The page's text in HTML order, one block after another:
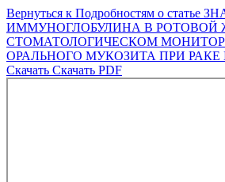
Вернуться к Подробностям о статье
ИММУНОГЛОБУЛИНА В РОТОВОЙ
СТОМАТОЛОГИЧЕСКОМ
ОРАЛЬНОГО МУКОЗИТА ПРИ
Скачать Скачать PDF